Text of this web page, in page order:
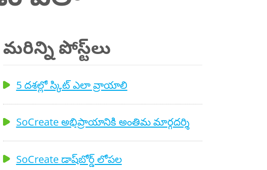
మరిన్ని పోస్ట్‌లు
5 దశల్లో స్కిట్ ఎలా వ్రాయాలి
SoCreate అభిప్రాయానికి అంతిమ మార్గదర్శి
SoCreate డాష్‌బోర్డ్ లోపల